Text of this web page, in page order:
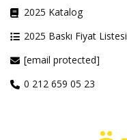
2025 Katalog
2025 Baskı Fiyat Listesi
[email protected]
0 212 659 05 23